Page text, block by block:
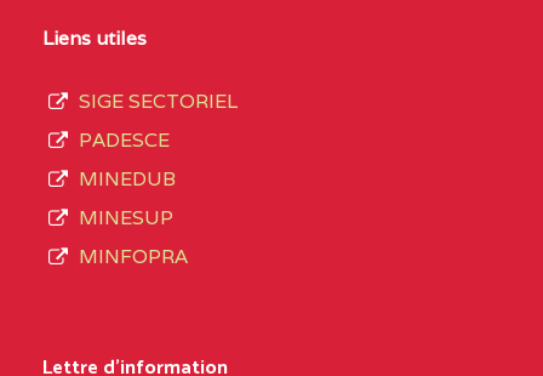
CENTRE
CENTRE
du
de
septembre
2020
compte
3408
Liens utiles
SIGE SECTORIEL
PADESCE
MINEDUB
MINESUP
MINFOPRA
Lettre d'information